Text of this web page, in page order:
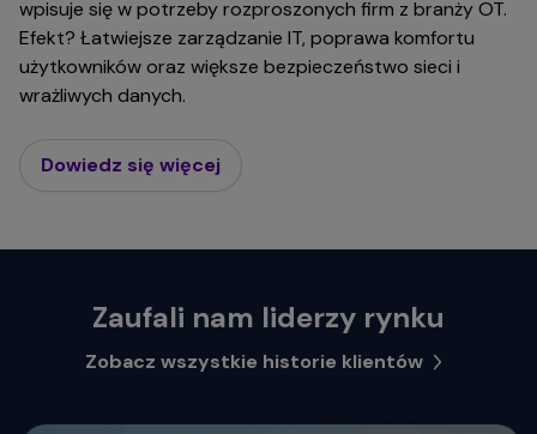
wpisuje się w potrzeby rozproszonych firm z branży OT.
Efekt? Łatwiejsze zarządzanie IT, poprawa komfortu
użytkowników oraz większe bezpieczeństwo sieci i
wrażliwych danych.
Dowiedz się więcej
Zaufali nam liderzy rynku
Zobacz wszystkie historie klientów